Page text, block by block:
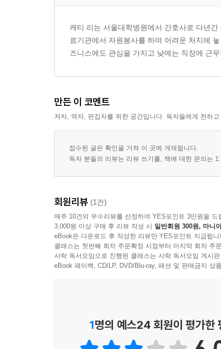
제4장 수지의 응급상황 대처 및 그 후의 조치
제5장 교통사고 Automobile Accident
제6장 사춘기 자녀를 둔 부모의 이야기 Story of
제4부 건강 관리 Health Management
제1장 통증 관리 Pain Management
제2장 건강 설문조사 Health Questionnaire
제3장 건강 증상과 관련된 일반적인 표현
Ⅱ 미국의 건강보험 Health Insurance of America
Ⅲ 통증 완화 운동 Exercise for Pain Relief
Ⅳ 영양학의 가치 이해 Understanding Nutritional
Ⅴ 병명 Name of Disease
캐티 리는 서울대학병원에서 간호사로 다년
료기관에서 자원봉사를 하며 어려운 처지에
즈니스에도 관심을 가지고 낮에는 직장에 근
만든 이 코멘트
저자, 역자, 편집자를 위한 공간입니다. 독자들에게 전하
접수된 글은 확인을 거쳐 이 곳에 게재됩니다.
독자 분들의 리뷰는 리뷰 쓰기를, 책에 대한 문의는
회원리뷰 (1건)
매주 10건의 우수리뷰를 선정하여 YES포인트 3만원을 드
3,000원 이상 구매 후 리뷰 작성 시 일반회원 300원, 마니
eBook은 다운로드 후 작성한 리뷰만 YES포인트 지급됩니
클래스는 첫번째 회차 주문확정 시점부터 마지막 회차 주
사락 독서모임으로 진행된 클래스는 사락 독서모임 게시
eBook 페이백, CD/LP, DVD/Blu-ray, 패션 및 판매금지 상
1명의 예스24 회원이 평가한